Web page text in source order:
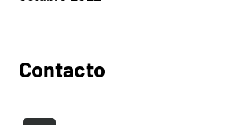
Contacto